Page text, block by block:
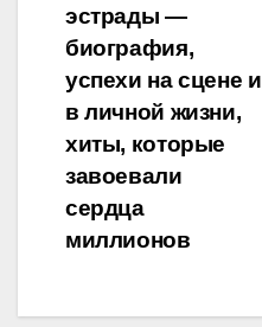
эстрады —
биография,
успехи на сцене и
в личной жизни,
хиты, которые
завоевали
сердца
миллионов